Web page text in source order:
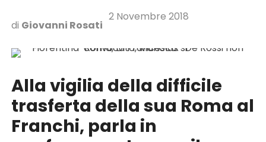
di Giovanni Rosati
2 Novembre 2018
Alla vigilia della difficile
trasferta della sua Roma al
Franchi, parla in